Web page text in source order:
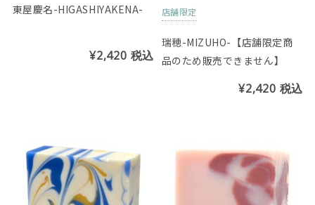
東屋慶名-HIGASHIYAKENA-
¥2,420 税込
店舗限定
瑞穂-MIZUHO-【店舗限定商
品のため販売できません】
¥2,420 税込